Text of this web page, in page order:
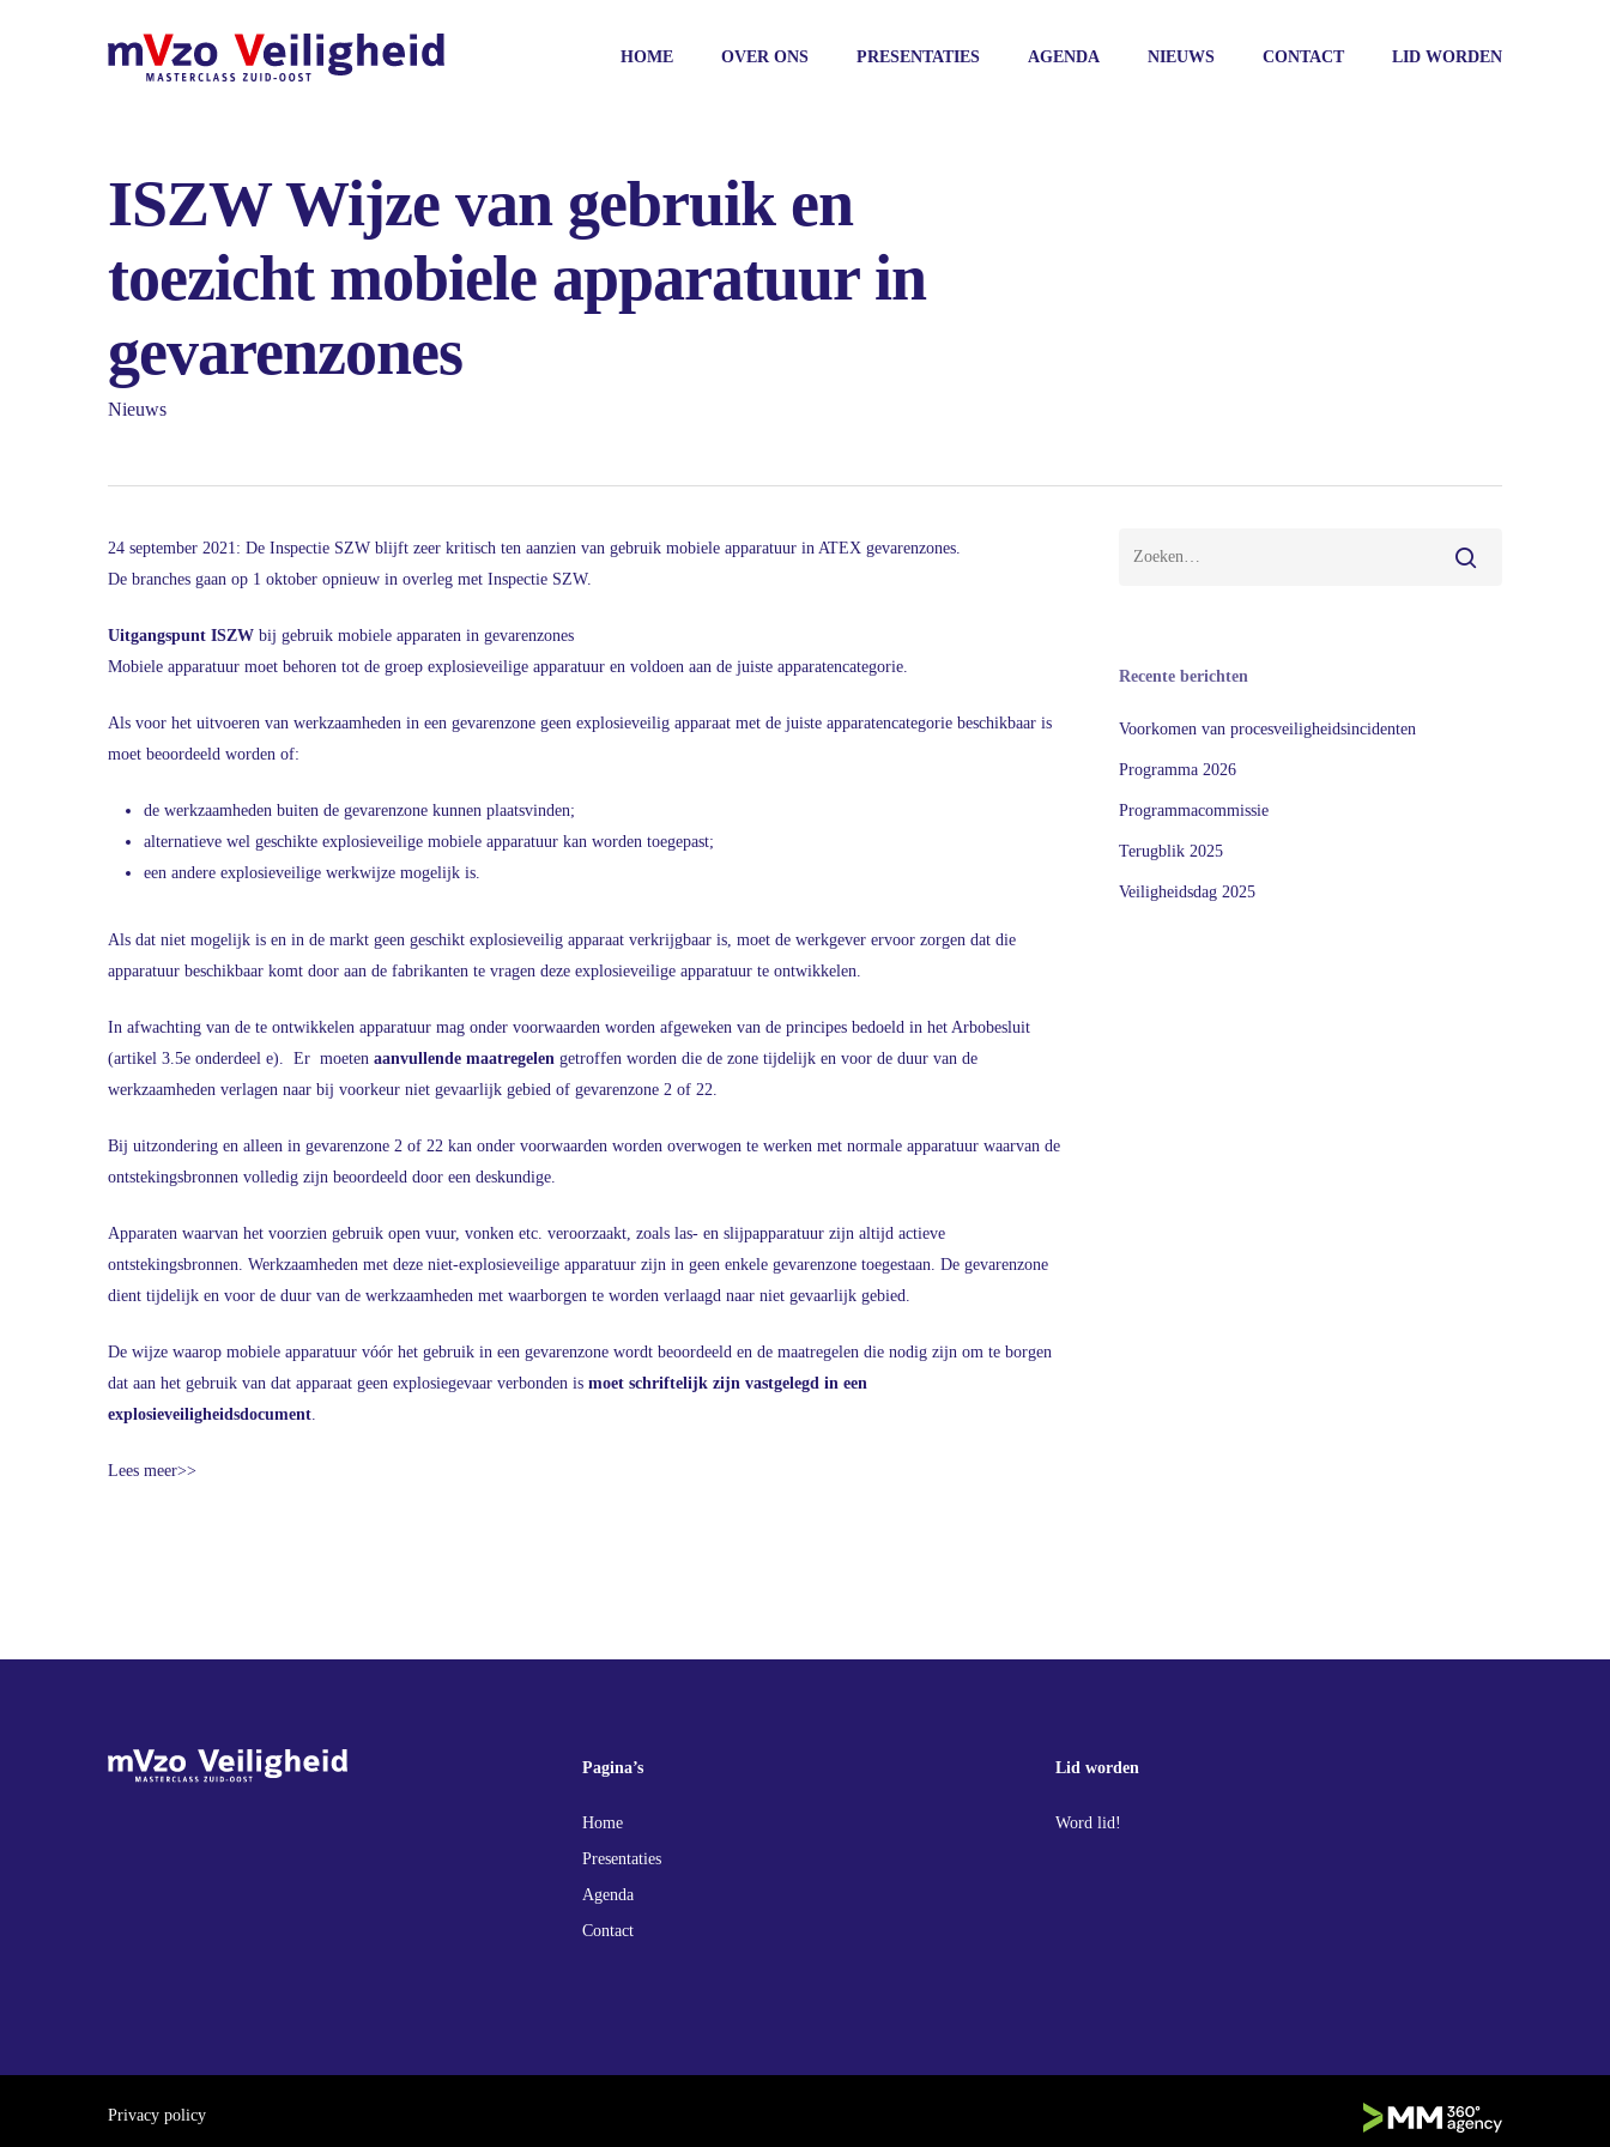
HOME OVER ONS PRESENTATIES AGENDA NIEUWS CONTACT LID WORDEN
ISZW Wijze van gebruik en
toezicht mobiele apparatuur in
gevarenzones
Nieuws
24 september 2021: De Inspectie SZW blijft zeer kritisch ten aanzien van gebruik mobiele apparatuur in ATEX gevarenzones.
De branches gaan op 1 oktober opnieuw in overleg met Inspectie SZW.
Uitgangspunt ISZW bij gebruik mobiele apparaten in gevarenzones
Mobiele apparatuur moet behoren tot de groep explosieveilige apparatuur en voldoen aan de juiste apparatencategorie.
Als voor het uitvoeren van werkzaamheden in een gevarenzone geen explosieveilig apparaat met de juiste apparatencategorie beschikbaar is
moet beoordeeld worden of:
de werkzaamheden buiten de gevarenzone kunnen plaatsvinden;
alternatieve wel geschikte explosieveilige mobiele apparatuur kan worden toegepast;
een andere explosieveilige werkwijze mogelijk is.
Als dat niet mogelijk is en in de markt geen geschikt explosieveilig apparaat verkrijgbaar is, moet de werkgever ervoor zorgen dat die
apparatuur beschikbaar komt door aan de fabrikanten te vragen deze explosieveilige apparatuur te ontwikkelen.
In afwachting van de te ontwikkelen apparatuur mag onder voorwaarden worden afgeweken van de principes bedoeld in het Arbobesluit
(artikel 3.5e onderdeel e). Er moeten aanvullende maatregelen getroffen worden die de zone tijdelijk en voor de duur van de
werkzaamheden verlagen naar bij voorkeur niet gevaarlijk gebied of gevarenzone 2 of 22.
Bij uitzondering en alleen in gevarenzone 2 of 22 kan onder voorwaarden worden overwogen te werken met normale apparatuur waarvan de
ontstekingsbronnen volledig zijn beoordeeld door een deskundige.
Apparaten waarvan het voorzien gebruik open vuur, vonken etc. veroorzaakt, zoals las- en slijpapparatuur zijn altijd actieve
ontstekingsbronnen. Werkzaamheden met deze niet-explosieveilige apparatuur zijn in geen enkele gevarenzone toegestaan. De gevarenzone
dient tijdelijk en voor de duur van de werkzaamheden met waarborgen te worden verlaagd naar niet gevaarlijk gebied.
De wijze waarop mobiele apparatuur vóór het gebruik in een gevarenzone wordt beoordeeld en de maatregelen die nodig zijn om te borgen
dat aan het gebruik van dat apparaat geen explosiegevaar verbonden is moet schriftelijk zijn vastgelegd in een
explosieveiligheidsdocument.
Lees meer>>
Recente berichten
Voorkomen van procesveiligheidsincidenten
Programma 2026
Programmacommissie
Terugblik 2025
Veiligheidsdag 2025
Pagina’s
Home
Presentaties
Agenda
Contact
Lid worden
Word lid!
Privacy policy